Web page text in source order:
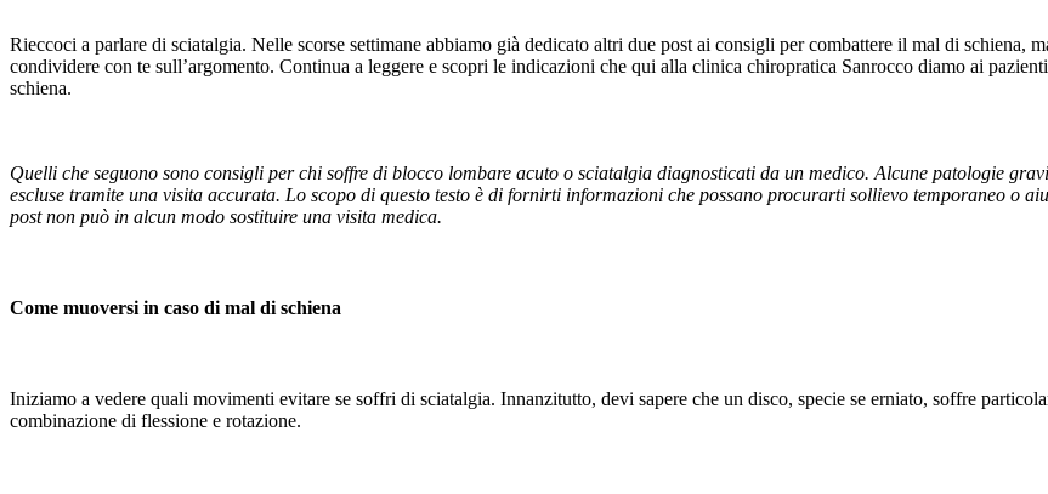
Rieccoci a parlare di sciatalgia. Nelle scorse settimane abbiamo già dedicato altri due post ai consigli per combattere il mal di schiena,
condividere con te sull’argomento. Continua a leggere e scopri le indicazioni che qui alla clinica chiropratica Sanrocco diamo ai
schiena.
Quelli che seguono sono consigli per chi soffre di blocco lombare acuto o sciatalgia diagnosticati da un medico. Alcune patologie
escluse tramite una visita accurata. Lo scopo di questo testo è di fornirti informazioni che possano procurarti sollievo temporaneo o
post non può in alcun modo sostituire una visita medica.
Come muoversi in caso di mal di schiena
Iniziamo a vedere quali movimenti evitare se soffri di sciatalgia. Innanzitutto, devi sapere che un disco, specie se erniato, soffre
combinazione di flessione e rotazione.